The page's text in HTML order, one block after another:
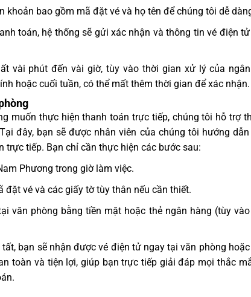
khoản bao gồm mã đặt vé và họ tên để chúng tôi dễ
toán, hệ thống sẽ gửi xác nhận và thông tin vé điện
vài phút đến vài giờ, tùy vào thời gian xử lý của
hoặc cuối tuần, có thể mất thêm thời gian để xác nhận.
muốn thực hiện thanh toán trực tiếp, chúng tôi hỗ trợ
đây, bạn sẽ được nhân viên của chúng tôi hướng
trực tiếp. Bạn chỉ cần thực hiện các bước sau:
Phương trong giờ làm việc.
đặt vé và các giấy tờ tùy thân nếu cần thiết.
văn phòng bằng tiền mặt hoặc thẻ ngân hàng (tùy
bạn sẽ nhận được vé điện tử ngay tại văn phòng
toàn và tiện lợi, giúp bạn trực tiếp giải đáp mọi thắc